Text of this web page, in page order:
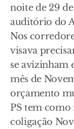
noite de 29
auditório do
Nos
visava
se avizinham
mês de
orçamento
PS tem
coligação